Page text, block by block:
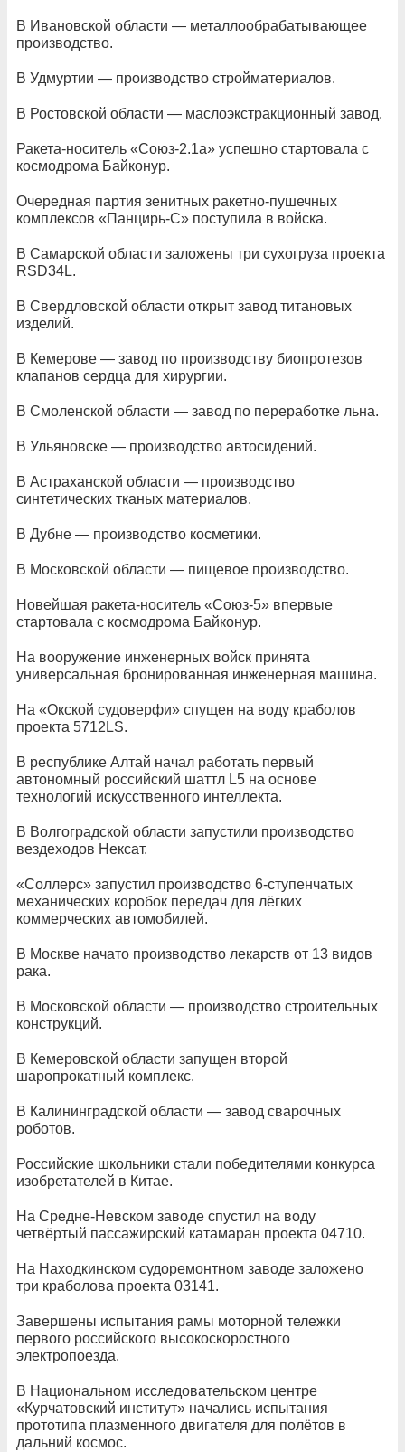
В Ивановской области — металлообрабатывающее
производство.
В Удмуртии — производство стройматериалов.
В Ростовской области — маслоэкстракционный завод.
Ракета-носитель «Союз-2.1а» успешно стартовала с
космодрома Байконур.
Очередная партия зенитных ракетно-пушечных
комплексов «Панцирь-С» поступила в войска.
В Самарской области заложены три сухогруза проекта
RSD34L.
В Свердловской области открыт завод титановых
изделий.
В Кемерове — завод по производству биопротезов
клапанов сердца для хирургии.
В Смоленской области — завод по переработке льна.
В Ульяновске — производство автосидений.
В Астраханской области — производство
синтетических тканых материалов.
В Дубне — производство косметики.
В Московской области — пищевое производство.
Новейшая ракета-носитель «Союз-5» впервые
стартовала с космодрома Байконур.
На вооружение инженерных войск принята
универсальная бронированная инженерная машина.
На «Окской судоверфи» спущен на воду краболов
проекта 5712LS.
В республике Алтай начал работать первый
автономный российский шаттл L5 на основе
технологий искусственного интеллекта.
В Волгоградской области запустили производство
вездеходов Нексат.
«Соллерс» запустил производство 6-ступенчатых
механических коробок передач для лёгких
коммерческих автомобилей.
В Москве начато производство лекарств от 13 видов
рака.
В Московской области — производство строительных
конструкций.
В Кемеровской области запущен второй
шаропрокатный комплекс.
В Калининградской области — завод сварочных
роботов.
Российские школьники стали победителями конкурса
изобретателей в Китае.
На Средне-Невском заводе спустил на воду
четвёртый пассажирский катамаран проекта 04710.
На Находкинском судоремонтном заводе заложено
три краболова проекта 03141.
Завершены испытания рамы моторной тележки
первого российского высокоскоростного
электропоезда.
В Национальном исследовательском центре
«Курчатовский институт» начались испытания
прототипа плазменного двигателя для полётов в
дальний космос.